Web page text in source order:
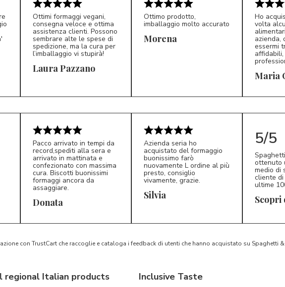
LP 5/5
Ottimi formaggi vegani,
consegna veloce e ottima
assistenza clienti. Possono
sembrare alte le spese di
spedizione, ma la cura per
l’imballaggio vi stupirà!
Laura Pazzano
Ottimo prodotto,
imballaggio molto accurato
Morena
MC
Ho
volta
azienda,
essermi
Maria
D*
Pacco arrivato in tempi da
record,spediti alla sera e
arrivato in mattinata e
confezionato con massima
cura. Biscotti buonissimi
formaggi ancora da
assaggiare.
Donata S*
Azienda seria ho
acquistato del formaggio
buonissimo farò
nuovamente L ordine al più
presto, consiglio
vivamente, grazie.
Silvia
5/5
ottenuto
medio di
cliente
ultime
Scopri
con TrustCart che raccoglie e cataloga i feedback di utenti che hanno acquistato su Spaghetti
regional Italian products Inclusive Taste